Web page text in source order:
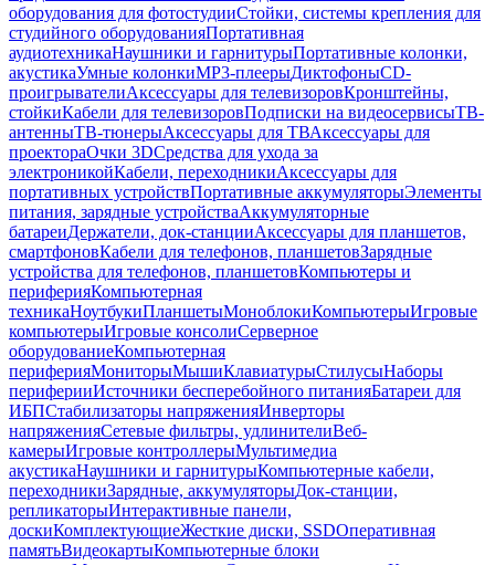
оборудования для фотостудииСтойки, системы крепления для
студийного оборудованияПортативная
аудиотехникаНаушники и гарнитурыПортативные колонки,
акустикаУмные колонкиMP3-плеерыДиктофоныCD-
проигрывателиАксессуары для телевизоровКронштейны,
стойкиКабели для телевизоровПодписки на видеосервисыТВ-
антенныТВ-тюнерыАксессуары для ТВАксессуары для
проектораОчки 3DСредства для ухода за
электроникойКабели, переходникиАксессуары для
портативных устройствПортативные аккумуляторыЭлементы
питания, зарядные устройстваАккумуляторные
батареиДержатели, док-станцииАксессуары для планшетов,
смартфоновКабели для телефонов, планшетовЗарядные
устройства для телефонов, планшетовКомпьютеры и
периферияКомпьютерная
техникаНоутбукиПланшетыМоноблокиКомпьютерыИгровые
компьютерыИгровые консолиСерверное
оборудованиеКомпьютерная
периферияМониторыМышиКлавиатурыСтилусыНаборы
периферииИсточники бесперебойного питанияБатареи для
ИБПСтабилизаторы напряженияИнверторы
напряженияСетевые фильтры, удлинителиВеб-
камерыИгровые контроллерыМультимедиа
акустикаНаушники и гарнитурыКомпьютерные кабели,
переходникиЗарядные, аккумуляторыДок-станции,
репликаторыИнтерактивные панели,
доскиКомплектующиеЖесткие диски, SSDОперативная
памятьВидеокартыКомпьютерные блоки